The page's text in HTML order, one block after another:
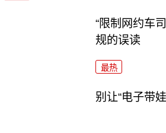
“限制网约车
规的误读
最热
别让“电子带